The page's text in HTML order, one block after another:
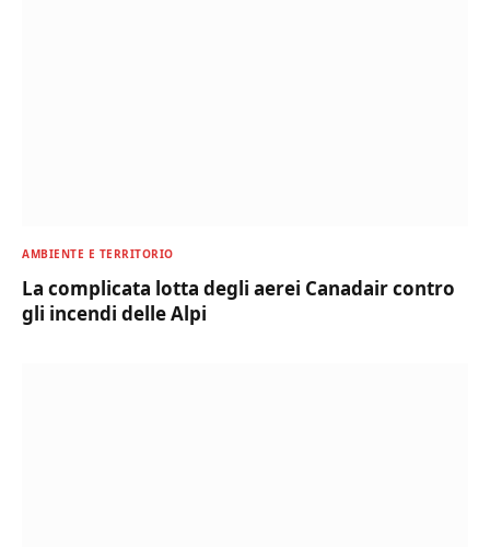
AMBIENTE E TERRITORIO
La complicata lotta degli aerei Canadair contro
gli incendi delle Alpi